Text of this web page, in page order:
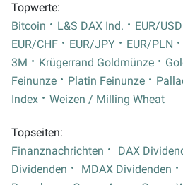
Topwerte:
Bitcoin
L&S DAX Ind. EUR/USD
EUR/CHF
EUR/JPY EUR/PLN
3M
Krügerrand Goldmünze
Feinunze
Platin Feinunze
Index
Weizen / Milling Wheat
Topseiten:
Finanznachrichten
DAX
Dividenden
MDAX Dividenden